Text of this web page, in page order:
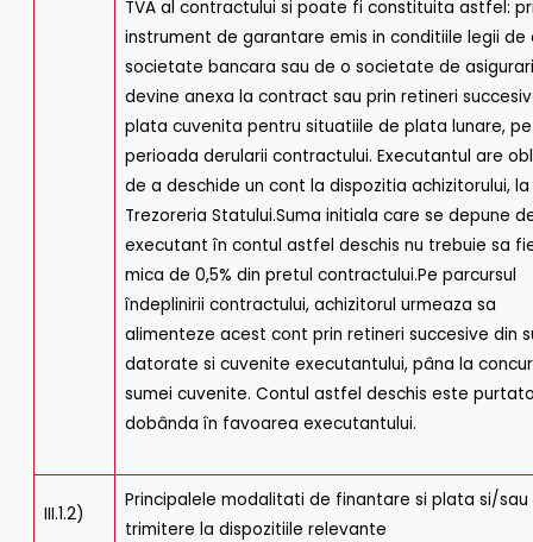
TVA al contractului si poate fi constituita astfel:
instrument de garantare emis in conditiile legii de
societate bancara sau de o societate de
devine anexa la contract sau prin retineri
plata cuvenita pentru situatiile de plata lunare, pe
perioada derularii contractului. Executantul are
de a deschide un cont la dispozitia achizitorului, la
Trezoreria Statului.Suma initiala care se depune
executant în contul astfel deschis nu trebuie sa
mica de 0,5% din pretul contractului.Pe parcursul
îndeplinirii contractului, achizitorul urmeaza sa
alimenteze acest cont prin retineri succesive din
datorate si cuvenite executantului, pâna la
sumei cuvenite. Contul astfel deschis este
dobânda în favoarea executantului.
III.1.2)
Principalele modalitati de finantare si plata si/sau
trimitere la dispozitiile relevante